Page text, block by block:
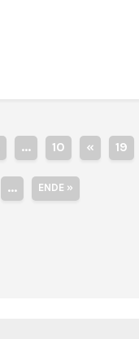
... 10 « 19
... ENDE »